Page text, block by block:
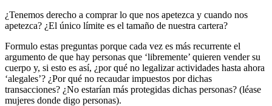
¿Tenemos derecho a comprar lo que nos apetezca y cuando nos
apetezca? ¿El único límite es el tamaño de nuestra cartera?
Formulo estas preguntas porque cada vez es más recurrente el
argumento de que hay personas que ‘libremente’ quieren vender su
cuerpo y, si esto es así, ¿por qué no legalizar actividades hasta ahora
‘alegales’? ¿Por qué no recaudar impuestos por dichas
transacciones? ¿No estarían más protegidas dichas personas? (léase
mujeres donde digo personas).